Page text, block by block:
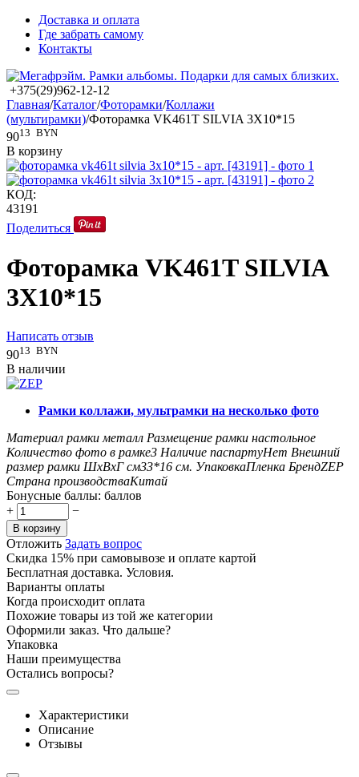
Доставка и оплата
Где забрать самому
Контакты
+375(29)962-12-12
Главная/Каталог/Фоторамки/Коллажи
(мультирамки)/Фоторамка VK461T SILVIA 3X10*15
9013 BYN
В корзину
КОД:
43191
Поделиться
Фоторамка VK461T SILVIA
3X10*15
Написать отзыв
9013 BYN
В наличии
Рамки коллажи, мультрамки на несколько фото
Материал рамки металл Размещение рамки настольное
Количество фото в рамке3 Наличие паспартуНет Внешний
размер рамки ШxВxГ см33*16 см. УпаковкаПленка БрендZEP
Страна производстваКитай
Бонусные баллы: баллов
+
−
В корзину
Отложить Задать вопрос
Скидка 15% при самовывозе и оплате картой
Бесплатная доставка. Условия.
Варианты оплаты
Когда происходит оплата
Похожие товары из той же категории
Оформили заказ. Что дальше?
Упаковка
Наши преимущества
Остались вопросы?
Характеристики
Описание
Отзывы